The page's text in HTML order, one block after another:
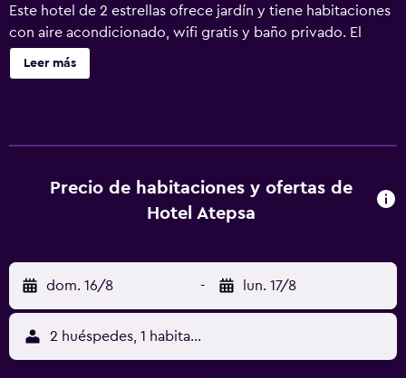
Este hotel de 2 estrellas ofrece jardín y tiene habitaciones
con aire acondicionado, wifi gratis y baño privado. El
alojamiento dispone de salón de uso común, recepción 24
horas y servicio de organización de tours. Las unidades
km. El aeropuerto (Aeroparque Jorge Newbery) está a 8
Leer más
Precio de habitaciones y ofertas de
Hotel Atepsa
dom. 16/8 - lun. 17/8
2 huéspedes, 1 habitación